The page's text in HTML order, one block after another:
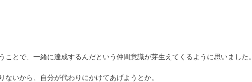
とで、一緒に達成するんだという仲間意識が芽生えてくるように思いました。
いから、自分が代わりにかけてあげようとか。